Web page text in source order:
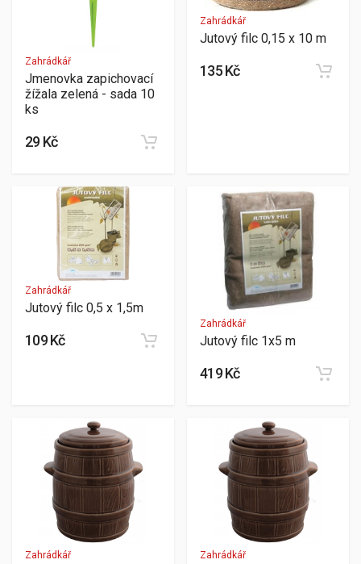
Zahrádkář
Jmenovka zapichovací
žížala zelená - sada 10
ks
29 Kč
Zahrádkář
Jutový filc 0,15 x 10 m
135 Kč
Zahrádkář
Jutový filc 0,5 x 1,5m
109 Kč
Zahrádkář
Jutový filc 1x5 m
419 Kč
Zahrádkář Zahrádkář